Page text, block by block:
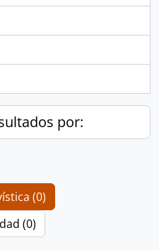
por:
(0)
(0)